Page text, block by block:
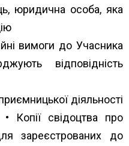
юридична особа, яка
вимоги до Учасника
відповідність
діяльності
Копії свідоцтва про
зареєстрованих до